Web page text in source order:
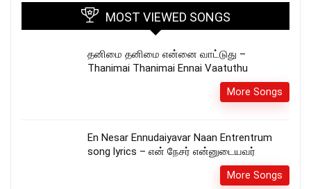
MOST VIEWED SONGS
தனிமை தனிமை என்னை வாட்டுது –
Thanimai Thanimai Ennai Vaatuthu
More Songs
En Nesar Ennudaiyavar Naan Entrentrum
song lyrics – என் நேசர் என்னுடையவர்
More Songs